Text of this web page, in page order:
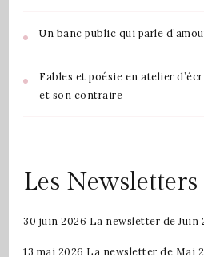
Un banc public qui parle
Fables et poésie en atelier
et son contraire
Les Newsletters
30 juin 2026 La newsletter de Juin
13 mai 2026 La newsletter de Mai